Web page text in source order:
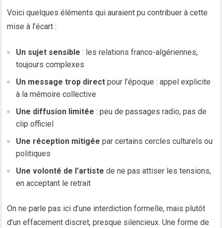
Voici quelques éléments qui auraient pu contribuer à cette
mise à l’écart :
Un sujet sensible : les relations franco-algériennes,
toujours complexes
Un message trop direct pour l’époque : appel explicite
à la mémoire collective
Une diffusion limitée : peu de passages radio, pas de
clip officiel
Une réception mitigée par certains cercles culturels ou
politiques
Une volonté de l’artiste de ne pas attiser les tensions,
en acceptant le retrait
On ne parle pas ici d’une interdiction formelle, mais plutôt
d’un effacement discret, presque silencieux. Une forme de